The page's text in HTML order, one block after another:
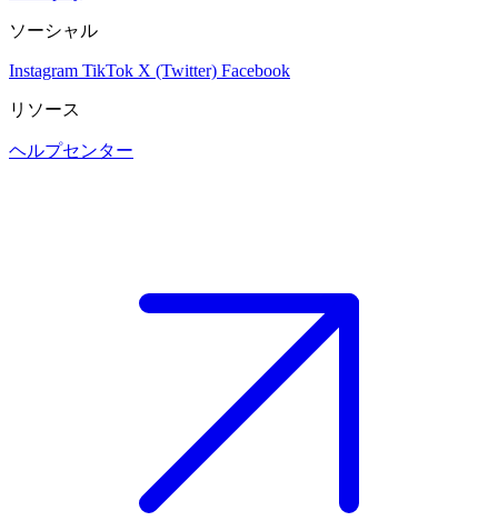
ソーシャル
Instagram TikTok X (Twitter) Facebook
リソース
ヘルプセンター